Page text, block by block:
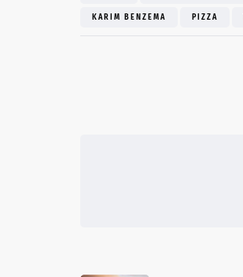
KARIM BENZEMA PIZZA